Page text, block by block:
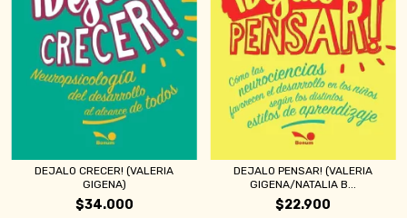
DEJALO CRECER! (VALERIA
GIGENA)
$34.000
DEJALO PENSAR! (VALERIA
GIGENA/NATALIA B...
$22.900